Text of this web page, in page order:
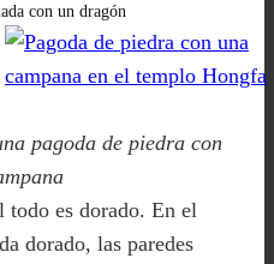
con un dragón
pagoda de piedra con
todo es dorado. En el
dorado, las paredes